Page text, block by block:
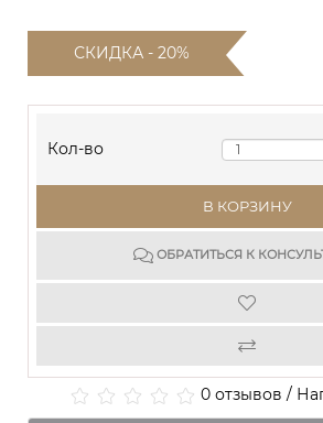
СКИДКА - 20%
Кол-во
В КОРЗИНУ
ОБРАТИТЬСЯ К
0 отзывов /